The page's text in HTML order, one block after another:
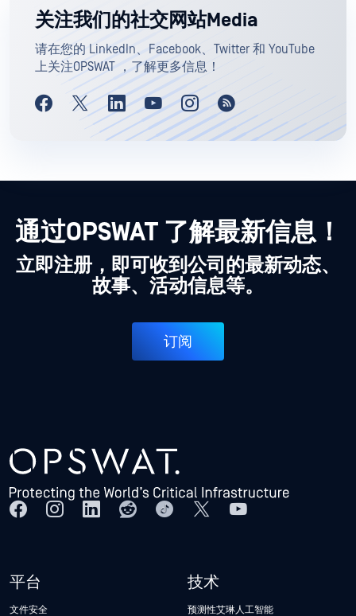
关注我们的社交网站Media
请在您的 LinkedIn、Facebook、Twitter 和 YouTube
上关注OPSWAT ，了解更多信息！
通过OPSWAT 了解最新信息！
立即注册，即可收到公司的最新动态、
故事、活动信息等。
订阅
平台
文件安全
技术
预测性艾琳人工智能